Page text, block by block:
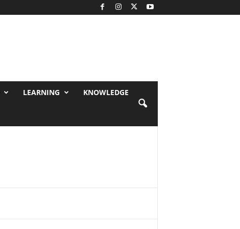
LEARNING KNOWLEDGE